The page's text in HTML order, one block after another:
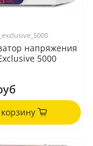
напряжения
5000